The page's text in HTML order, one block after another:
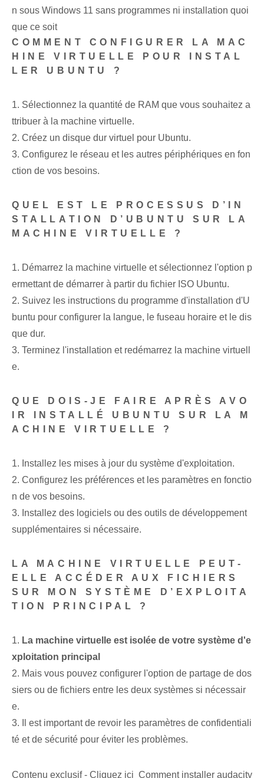
n sous Windows 11 sans programmes ni installation quoi
que ce soit
COMMENT CONFIGURER LA MAC
HINE VIRTUELLE POUR INSTAL
LER UBUNTU ?
1. Sélectionnez la quantité de RAM que vous souhaitez a
ttribuer à la machine virtuelle.
2. Créez un disque dur virtuel pour Ubuntu.
3. Configurez le réseau et les autres périphériques en fon
ction de vos besoins.
QUEL EST LE PROCESSUS D’IN
STALLATION D’UBUNTU SUR LA
MACHINE VIRTUELLE ?
1. Démarrez la machine virtuelle et sélectionnez l'option p
ermettant de démarrer à partir du fichier ISO Ubuntu.
2. Suivez les instructions du programme d'installation d'U
buntu pour configurer la langue, le fuseau horaire et le dis
que dur.
3. Terminez l'installation et redémarrez la machine virtuell
e.
QUE DOIS-JE FAIRE APRÈS AVO
IR INSTALLÉ UBUNTU SUR LA M
ACHINE VIRTUELLE ?
1. Installez les mises à jour du système d'exploitation.
2. Configurez les préférences et les paramètres en fonctio
n de vos besoins.
3. Installez des logiciels⁢ ou des outils de développement
supplémentaires si nécessaire.
LA MACHINE VIRTUELLE PEUT-
ELLE ACCÉDER AUX FICHIERS
SUR MON SYSTÈME D’EXPLOITA
TION PRINCIPAL ?
1. La machine virtuelle est isolée de votre système d'e
xploitation principal⁢
2. Mais vous pouvez configurer l'option de partage de ‌dos
siers ou de fichiers entre les deux systèmes‌ si nécessair
e.
3. Il est important de revoir les paramètres de confidentiali
té et de sécurité pour éviter les problèmes.
Contenu exclusif - Cliquez ici Comment installer audacity